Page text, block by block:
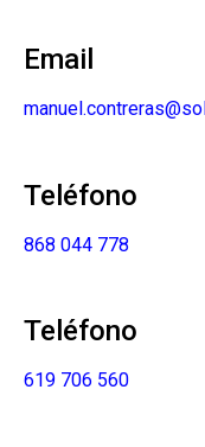
Email
Teléfono
868 044 778
Teléfono
619 706 560